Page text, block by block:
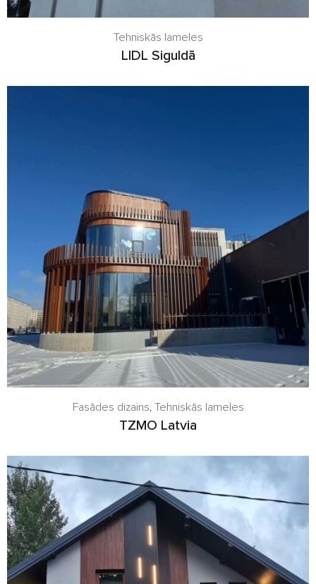
Tehniskās lameles
LIDL Siguldā
Fasādes dizains, Tehniskās lameles
TZMO Latvia